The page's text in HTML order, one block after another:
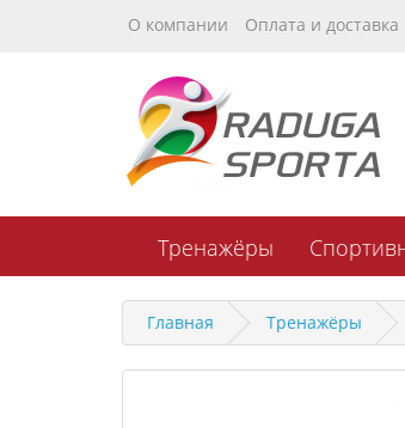
О компании Оплата и доставка
Тренажёры
Главная Тренажёры